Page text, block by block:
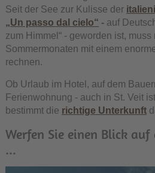
Seit der See zur Kulisse der
„Un passo dal cielo“ -auf
zum Himmel“ - geworden ist,
Sommermonaten mit einem
rechnen.
Ob Urlaub im Hotel, auf dem
Ferienwohnung - auch in St. Veit
bestimmt die richtige Unterkunft
Werfen Sie einen Blick
...